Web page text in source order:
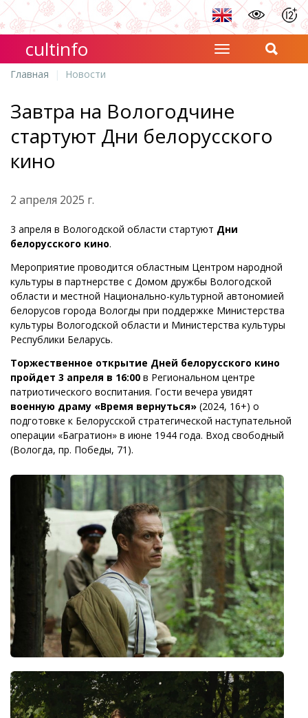
cultinfo
Главная Новости
Завтра на Вологодчине
стартуют Дни белорусского
кино
2 апреля 2025 г.
3 апреля в Вологодской области стартуют Дни
белорусского кино.
Мероприятие проводится областным Центром народной
культуры в партнерстве с Домом дружбы Вологодской
области и местной Национально-культурной автономией
белорусов города Вологды при поддержке Министерства
культуры Вологодской области и Министерства культуры
Республики Беларусь.
Торжественное открытие Дней белорусского кино
пройдет 3 апреля в 16:00 в Региональном центре
патриотического воспитания. Гости вечера увидят
военную драму «Время вернуться» (2024, 16+) о
подготовке к Белорусской стратегической наступательной
операции «Багратион» в июне 1944 года. Вход свободный
(Вологда, пр. Победы, 71).